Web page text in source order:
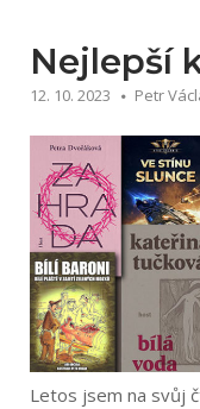
Nejlepší
12. 10. 2023 Petr
Letos jsem na svůj